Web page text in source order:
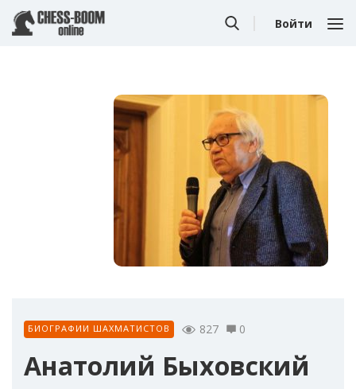
Войти
БИОГРАФИИ ШАХМАТИСТОВ 827 0
Анатолий Быховский